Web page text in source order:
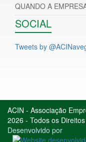
QUANDO A
SOCIAL
Tweets by
ACIN - Associação
2026 - Todos os
Desenvolvido por